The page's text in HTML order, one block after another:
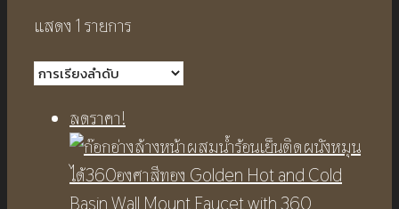
แสดง 1 รายการ
ลดราคา!